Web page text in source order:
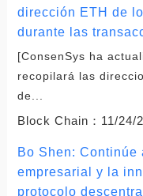
dirección ETH de
durante las
[ConsenSys ha
recopilará las
de...
Block Chain： 11/24/
Bo Shen:
empresarial y la
protocolo